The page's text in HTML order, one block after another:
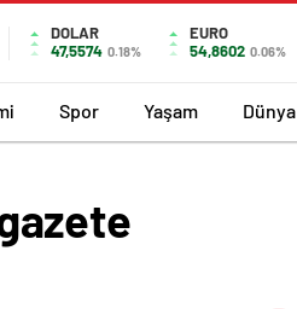
DOLAR
47,5574 0.18%
EURO
54,8602 0.06%
Spor Yaşam Dünya